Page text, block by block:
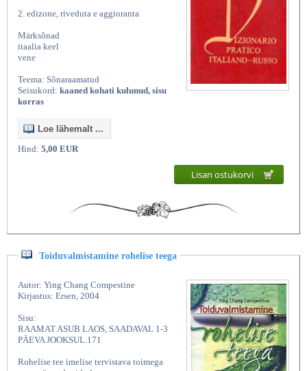
2. edizone, riveduta e aggioranta
Märksõnad
itaalia keel
vene
Teema: Sõnaraamatud
Seisukord: kaaned kohati kulunud, sisu
korras
Loe lähemalt ...
Hind: 5,00 EUR
Lisan ostukorvi
Toiduvalmistamine rohelise teega
Autor: Ying Chang Compestine
Kirjastus: Ersen, 2004
Sisu:
RAAMAT ASUB LAOS, SAADAVAL 1-3
PÄEVA JOOKSUL.171
Rohelise tee imelise tervistava toimega